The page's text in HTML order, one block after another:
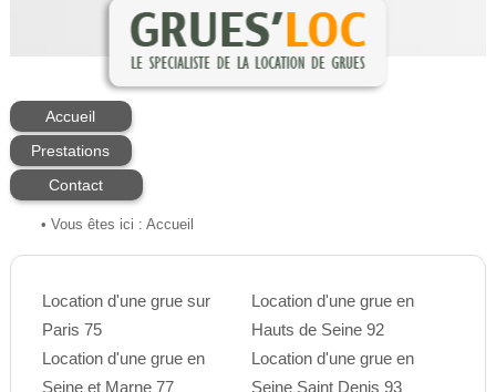
Accueil
Prestations
Contact
• Vous êtes ici : Accueil
Location d'une grue sur
Paris 75
Location d'une grue en
Seine et Marne 77
Location d'une grue en
Hauts de Seine 92
Location d'une grue en
Seine Saint Denis 93